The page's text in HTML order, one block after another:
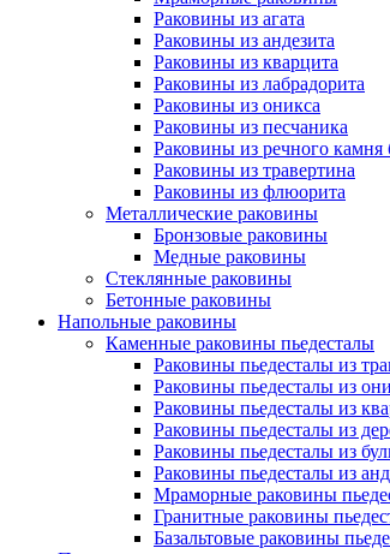
Раковины из агата
Раковины из андезита
Раковины из кварцита
Раковины из лабрадорита
Раковины из оникса
Раковины из песчаника
Раковины из речного
Раковины из травертина
Раковины из флюорита
Металлические раковины
Бронзовые раковины
Медные раковины
Стеклянные раковины
Бетонные раковины
Напольные раковины
Каменные раковины пьедесталы
Раковины пьедесталы из
Раковины пьедесталы из
Раковины пьедесталы из
Раковины пьедесталы из
Раковины пьедесталы из
Раковины пьедесталы из
Мраморные раковины
Гранитные раковины
Базальтовые раковины